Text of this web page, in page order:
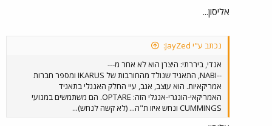
אליסון...
נכתב ע"י JayZed:
אנדי, ביררתי: היצרן הוא לא אחר מ---
--NABI, התאגיד שנולד מהחורבות של IKARUS ומספר חברות
אמריקאיות. הוא עוצב, אגב, עיי החלק האנגלי בתאגיד
האמריקאי-הונגרי-אנגלי הזה: OPTARE. הם משתמשים במנועי
CUMMINGS ונחש איזו ת"ה... (לא קשה לנחש)...